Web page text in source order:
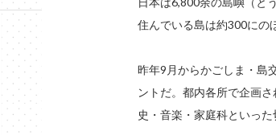
住んでいる島は約300にの
昨年9月からかごしま・島
ントだ。都内各所で企画
史・音楽・家庭科といっ